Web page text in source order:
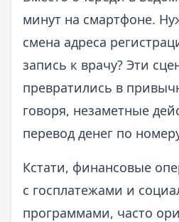
минут на смартфоне.
смена адреса
запись к врачу? Эти
превратились в
говоря, незаметные
перевод денег по
Кстати, финансовые
с госплатежами и
программами, часто